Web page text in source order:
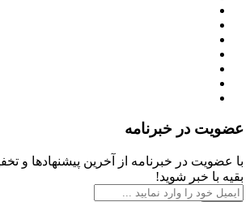
عضویت در خبرنامه
با عضویت در خبرنامه از آخرین پیشنهادها و
بقیه با خبر شوید!